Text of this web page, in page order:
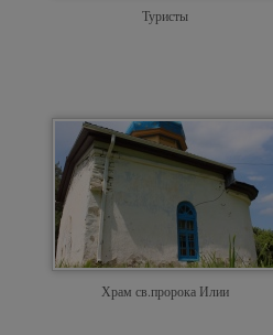
Туристы
Храм св.пророка Илии